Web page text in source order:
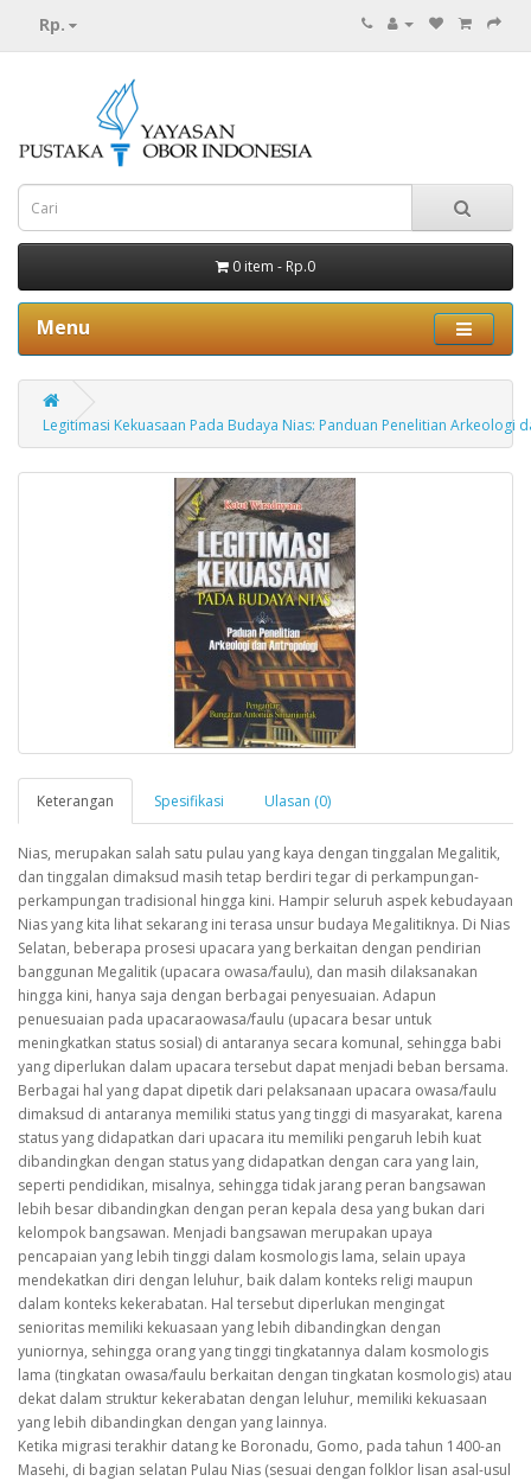
Rp.
0 item - Rp.0
Menu
Legitimasi Kekuasaan Pada Budaya Nias: Panduan Penelitian Arkeologi
Keterangan Spesifikasi Ulasan (0)
Nias, merupakan salah satu pulau yang kaya dengan tinggalan Megalitik,
dan tinggalan dimaksud masih tetap berdiri tegar di perkampungan-
perkampungan tradisional hingga kini. Hampir seluruh aspek kebudayaan
Nias yang kita lihat sekarang ini terasa unsur budaya Megalitiknya. Di Nias
Selatan, beberapa prosesi upacara yang berkaitan dengan pendirian
banggunan Megalitik (upacara owasa/faulu), dan masih dilaksanakan
hingga kini, hanya saja dengan berbagai penyesuaian. Adapun
penuesuaian pada upacaraowasa/faulu (upacara besar untuk
meningkatkan status sosial) di antaranya secara komunal, sehingga babi
yang diperlukan dalam upacara tersebut dapat menjadi beban bersama.
Berbagai hal yang dapat dipetik dari pelaksanaan upacara owasa/faulu
dimaksud di antaranya memiliki status yang tinggi di masyarakat, karena
status yang didapatkan dari upacara itu memiliki pengaruh lebih kuat
dibandingkan dengan status yang didapatkan dengan cara yang lain,
seperti pendidikan, misalnya, sehingga tidak jarang peran bangsawan
lebih besar dibandingkan dengan peran kepala desa yang bukan dari
kelompok bangsawan. Menjadi bangsawan merupakan upaya
pencapaian yang lebih tinggi dalam kosmologis lama, selain upaya
mendekatkan diri dengan leluhur, baik dalam konteks religi maupun
dalam konteks kekerabatan. Hal tersebut diperlukan mengingat
senioritas memiliki kekuasaan yang lebih dibandingkan dengan
yuniornya, sehingga orang yang tinggi tingkatannya dalam kosmologis
lama (tingkatan owasa/faulu berkaitan dengan tingkatan kosmologis) atau
dekat dalam struktur kekerabatan dengan leluhur, memiliki kekuasaan
yang lebih dibandingkan dengan yang lainnya.
Ketika migrasi terakhir datang ke Boronadu, Gomo, pada tahun 1400-an
Masehi, di bagian selatan Pulau Nias (sesuai dengan folklor lisan asal-usul